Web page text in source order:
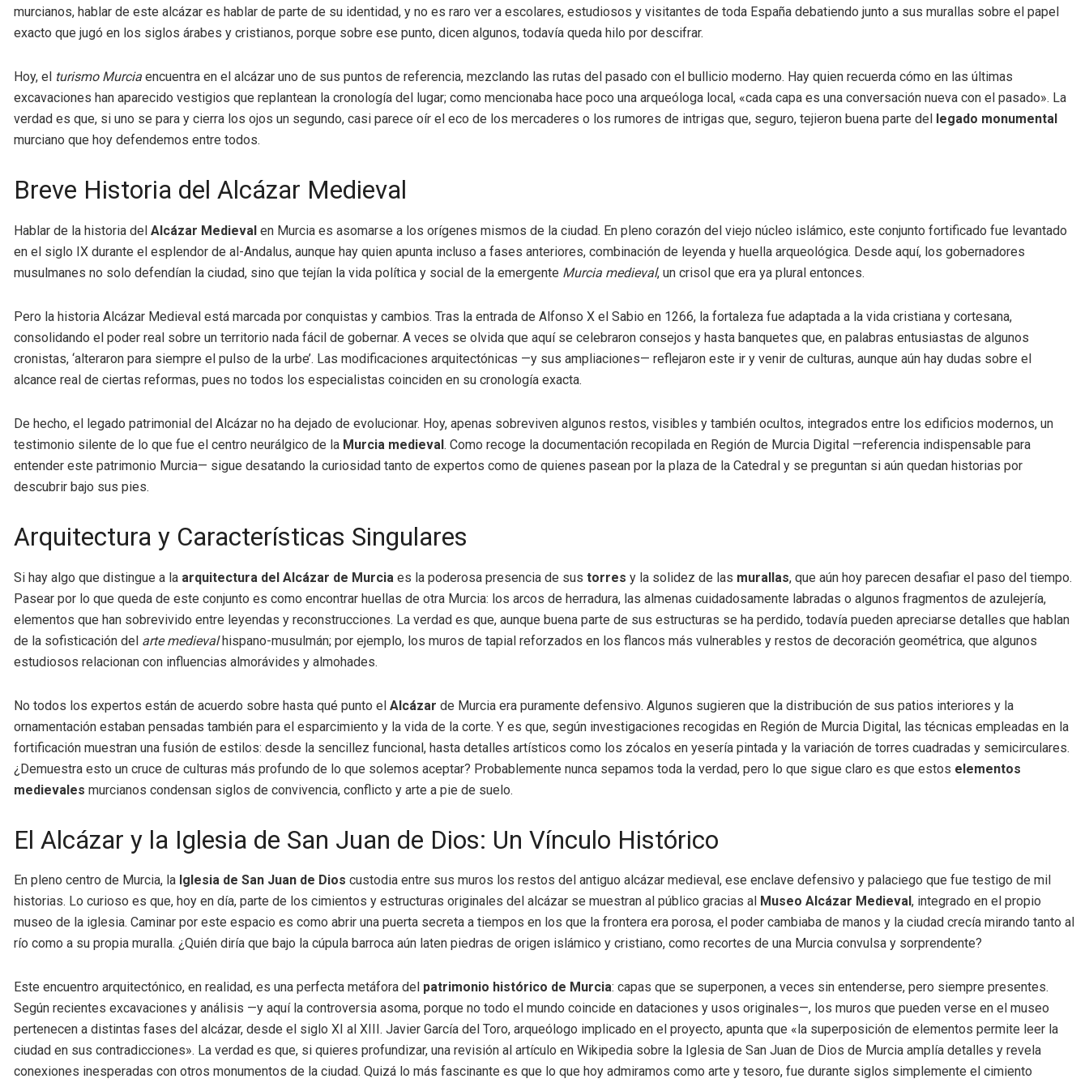
murcianos, hablar de este alcázar es hablar de parte de su identidad, y no es raro ver a escolares, estudiosos y visitantes de toda España debatiendo junto a sus murallas sobre el papel
exacto que jugó en los siglos árabes y cristianos, porque sobre ese punto, dicen algunos, todavía queda hilo por descifrar.
Hoy, el turismo Murcia encuentra en el alcázar uno de sus puntos de referencia, mezclando las rutas del pasado con el bullicio moderno. Hay quien recuerda cómo en las últimas
excavaciones han aparecido vestigios que replantean la cronología del lugar; como mencionaba hace poco una arqueóloga local, «cada capa es una conversación nueva con el pasado». La
verdad es que, si uno se para y cierra los ojos un segundo, casi parece oír el eco de los mercaderes o los rumores de intrigas que, seguro, tejieron buena parte del
legado monumental
murciano que hoy defendemos entre todos.
Breve Historia del Alcázar Medieval
Hablar de la historia del Alcázar Medieval en Murcia es asomarse a los orígenes mismos de la ciudad. En pleno corazón del viejo núcleo islámico, este conjunto fortificado fue levantado
en el siglo IX durante el esplendor de al-Andalus, aunque hay quien apunta incluso a fases anteriores, combinación de leyenda y huella arqueológica. Desde aquí, los gobernadores
musulmanes no solo defendían la ciudad, sino que tejían la vida política y social de la emergente Murcia medieval, un crisol que era ya plural entonces.
Pero la historia Alcázar Medieval está marcada por conquistas y cambios. Tras la entrada de Alfonso X el Sabio en 1266, la fortaleza fue adaptada a la vida cristiana y cortesana,
consolidando el poder real sobre un territorio nada fácil de gobernar. A veces se olvida que aquí se celebraron consejos y hasta banquetes que, en palabras entusiastas de algunos
cronistas, ‘alteraron para siempre el pulso de la urbe’. Las modificaciones arquitectónicas —y sus ampliaciones— reflejaron este ir y venir de culturas, aunque aún hay dudas sobre el
alcance real de ciertas reformas, pues no todos los especialistas coinciden en su cronología exacta.
De hecho, el legado patrimonial del Alcázar no ha dejado de evolucionar. Hoy, apenas sobreviven algunos restos, visibles y también ocultos, integrados entre los edificios modernos, un
testimonio silente de lo que fue el centro neurálgico de la Murcia medieval. Como recoge la documentación recopilada en Región de Murcia Digital —referencia indispensable para
entender este patrimonio Murcia— sigue desatando la curiosidad tanto de expertos como de quienes pasean por la plaza de la Catedral y se preguntan si aún quedan historias por
descubrir bajo sus pies.
Arquitectura y Características Singulares
Si hay algo que distingue a la arquitectura del Alcázar de Murcia es la poderosa presencia de sus torres y la solidez de las murallas, que aún hoy parecen desafiar el paso del tiempo.
Pasear por lo que queda de este conjunto es como encontrar huellas de otra Murcia: los arcos de herradura, las almenas cuidadosamente labradas o algunos fragmentos de azulejería,
elementos que han sobrevivido entre leyendas y reconstrucciones. La verdad es que, aunque buena parte de sus estructuras se ha perdido, todavía pueden apreciarse detalles que hablan
de la sofisticación del arte medievalhispano-musulmán; por ejemplo, los muros de tapial reforzados en los flancos más vulnerables y restos de decoración geométrica, que algunos
estudiosos relacionan con influencias almorávides y almohades.
No todos los expertos están de acuerdo sobre hasta qué punto el Alcázar de Murcia era puramente defensivo. Algunos sugieren que la distribución de sus patios interiores y la
ornamentación estaban pensadas también para el esparcimiento y la vida de la corte. Y es que, según investigaciones recogidas en Región de Murcia Digital, las técnicas empleadas en la
fortificación muestran una fusión de estilos: desde la sencillez funcional, hasta detalles artísticos como los zócalos en yesería pintada y la variación de torres cuadradas y semicirculares.
¿Demuestra esto un cruce de culturas más profundo de lo que solemos aceptar? Probablemente nunca sepamos toda la verdad, pero lo que sigue claro es que estos elementos
medievales murcianos condensan siglos de convivencia, conflicto y arte a pie de suelo.
El Alcázar y la Iglesia de San Juan de Dios: Un Vínculo Histórico
En pleno centro de Murcia, la Iglesia de San Juan de Dios custodia entre sus muros los restos del antiguo alcázar medieval, ese enclave defensivo y palaciego que fue testigo de mil
historias. Lo curioso es que, hoy en día, parte de los cimientos y estructuras originales del alcázar se muestran al público gracias al Museo Alcázar Medieval , integrado en el propio
museo de la iglesia. Caminar por este espacio es como abrir una puerta secreta a tiempos en los que la frontera era porosa, el poder cambiaba de manos y la ciudad crecía mirando tanto al
río como a su propia muralla. ¿Quién diría que bajo la cúpula barroca aún laten piedras de origen islámico y cristiano, como recortes de una Murcia convulsa y sorprendente?
Este encuentro arquitectónico, en realidad, es una perfecta metáfora del patrimonio histórico de Murcia: capas que se superponen, a veces sin entenderse, pero siempre presentes.
Según recientes excavaciones y análisis —y aquí la controversia asoma, porque no todo el mundo coincide en dataciones y usos originales—, los muros que pueden verse en el museo
pertenecen a distintas fases del alcázar, desde el siglo XI al XIII. Javier García del Toro, arqueólogo implicado en el proyecto, apunta que «la superposición de elementos permite leer la
ciudad en sus contradicciones». La verdad es que, si quieres profundizar, una revisión al artículo en Wikipedia sobre la Iglesia de San Juan de Dios de Murcia amplía detalles y revela
conexiones inesperadas con otros monumentos de la ciudad. Quizá lo más fascinante es que lo que hoy admiramos como arte y tesoro, fue durante siglos simplemente el cimiento